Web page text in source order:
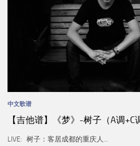
中文歌谱
【吉他谱】《梦》-树子（A调+C
LIVE: 树子：客居成都的重庆人...